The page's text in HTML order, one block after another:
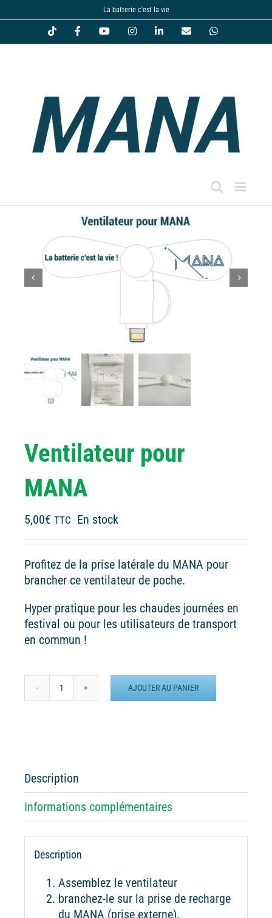
au
La batterie c'est la vie
Tiktok FacebookYouTubeInstagramLinkedInEmail WhatsApp
Ventilateur pour
MANA
5,00€ TTC En stock
Profitez de la prise latérale du MANA pour
brancher ce ventilateur de poche.
Hyper pratique pour les chaudes journées en
festival ou pour les utilisateurs de transport
en commun !
quantité
AJOUTER AU PANIER
Description
Informations complémentaires
Description
Assemblez le ventilateur
branchez-le sur la prise de recharge
du MANA (prise externe).